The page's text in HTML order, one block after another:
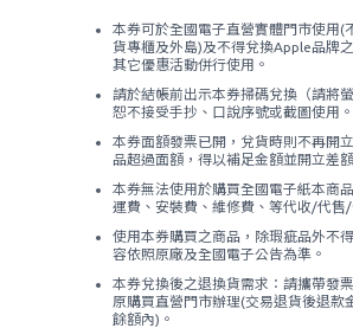
本券可於全國電子直營實體門市使用(
貨專櫃及外島)及不得兌換Apple品牌
其它優惠活動併行使用。
請於結帳前出示本券掃碼兌換（請將
恕不接受手抄、口說序號或截圖使用。
本券面額發票已開，兌貨時則不再開
品超過面額，得以補足金額並開立差
本券無法使用於購買全國電子紙本商
運費、安裝費、維修費、等代收/代售/
使用本券購買之商品，除瑕疵品外不
容依照原廠及全國電子公告為準。
本券兌換後之退換貨需求：請攜帶發
原購買直營門市辦理(交易退貨後退款
餘額內)。